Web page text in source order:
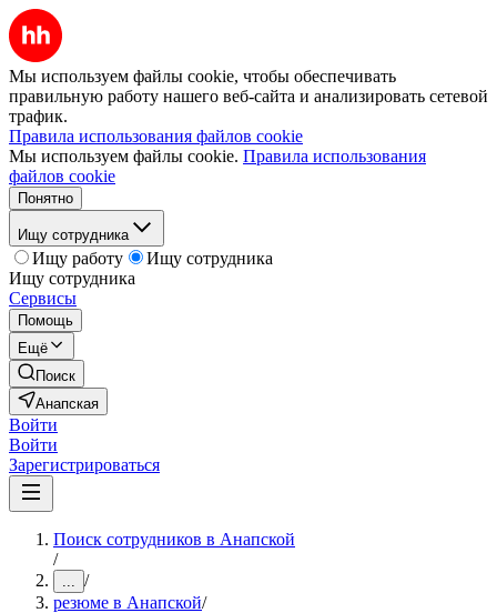
Мы используем файлы cookie, чтобы обеспечивать
правильную работу нашего веб-сайта и анализировать сетевой
трафик.
Правила использования файлов cookie
Мы используем файлы cookie. Правила использования
файлов cookie
Понятно
Ищу сотрудника
Ищу работу
Ищу сотрудника
Ищу сотрудника
Сервисы
Помощь
Ещё
Поиск
Анапская
Войти
Войти
Зарегистрироваться
Поиск сотрудников в Анапской
/
... /
резюме в Анапской/